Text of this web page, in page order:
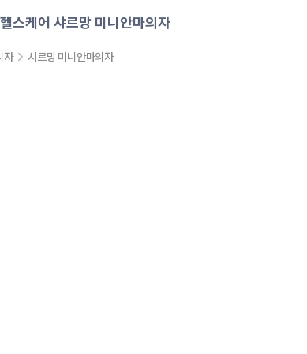
스케어 샤르망 미니안마의자
자 샤르망 미니안마의자